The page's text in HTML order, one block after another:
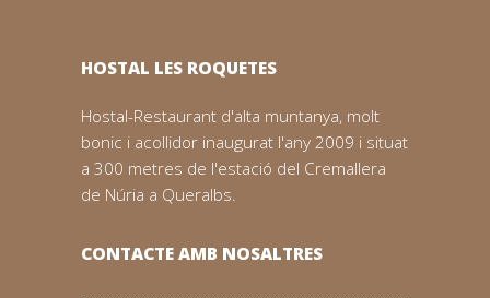
HOSTAL LES ROQUETES
Hostal-Restaurant d'alta muntanya, molt
bonic i acollidor inaugurat l'any 2009 i situat
a 300 metres de l'estació del Cremallera
de Núria a Queralbs.
CONTACTE AMB NOSALTRES